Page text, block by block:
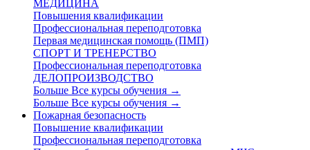
МЕДИЦИНА
Повышения квалификации
Профессиональная переподготовка
Первая медицинская помощь (ПМП)
СПОРТ И ТРЕНЕРСТВО
Профессиональная переподготовка
ДЕЛОПРОИЗВОДСТВО
Больше Все курсы обучения →
Больше Все курсы обучения →
Пожарная безопасность
Повышение квалификации
Профессиональная переподготовка